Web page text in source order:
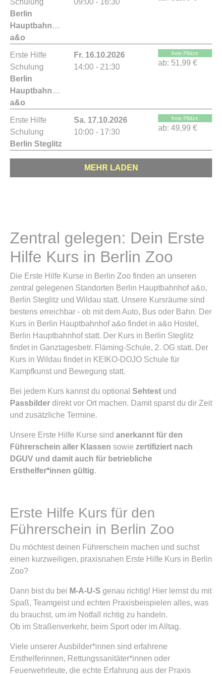
Schulung
Berlin
Hauptbahnhof
a&o
09:00 - 16:30
Erste Hilfe
Schulung
Berlin
Hauptbahnhof
a&o
Fr. 16.10.2026
14:00 - 21:30
freie Plätze
ab: 51,99 €
Erste Hilfe
Schulung
Berlin Steglitz
Sa. 17.10.2026
10:00 - 17:30
freie Plätze
ab: 49,99 €
MEHR LADEN
Zentral gelegen: Dein Erste
Hilfe Kurs in Berlin Zoo
Die Erste Hilfe Kurse in Berlin Zoo finden an unseren
zentral gelegenen Standorten Berlin Hauptbahnhof a&o,
Berlin Steglitz und Wildau statt. Unsere Kursräume sind
bestens erreichbar - ob mit dem Auto, Bus oder Bahn. Der
Kurs in Berlin Hauptbahnhof a&o findet in a&o Hostel,
Berlin Hauptbahnhof statt. Der Kurs in Berlin Steglitz
findet in Ganztagesbetr. Fläming-Schule, 2. OG statt. Der
Kurs in Wildau findet in KEIKO-DOJO Schule für
Kampfkunst und Bewegung statt.
Bei jedem Kurs kannst du optional Sehtest und
Passbilder direkt vor Ort machen. Damit sparst du dir Zeit
und zusätzliche Termine.
Unsere Erste Hilfe Kurse sind anerkannt für den
Führerschein aller Klassen sowie zertifiziert nach
DGUV und damit auch für betriebliche
Ersthelfer*innen gültig.
Erste Hilfe Kurs für den
Führerschein in Berlin Zoo
Du möchtest deinen Führerschein machen und suchst
einen kurzweiligen, praxisnahen Erste Hilfe Kurs in Berlin
Zoo?
Dann bist du bei M-A-U-S genau richtig! Hier lernst du mit
Spaß, Teamgeist und echten Praxisbeispielen alles, was
du brauchst, um im Notfall richtig zu handeln.
Ob im Straßenverkehr, beim Sport oder im Alltag.
Viele unserer Ausbilder*innen sind erfahrene
Ersthelferinnen, Rettungssanitäter*innen oder
Feuerwehrleute, die echte Erfahrung aus der Praxis